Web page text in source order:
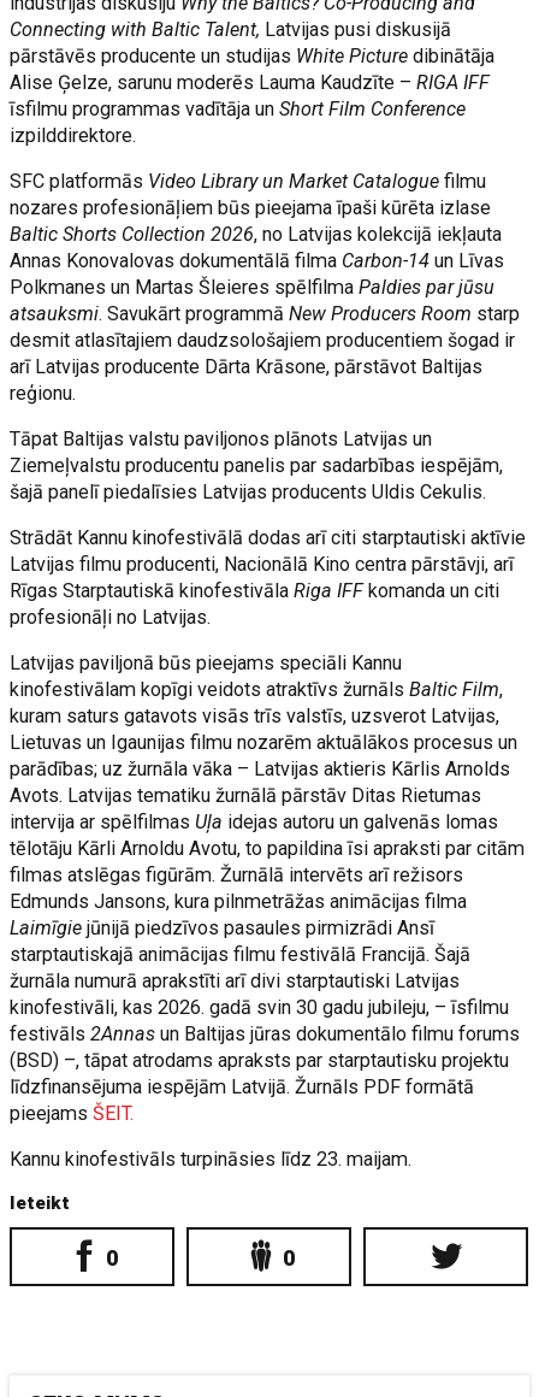
Connecting with Baltic Talent, Latvijas pusi diskusijā
pārstāvēs producente un studijas White Picturedibinātāja
Alise Ģelze, sarunu moderēs Lauma Kaudzīte –RIGA IFF
īsfilmu programmas vadītāja unShort Film Conference
izpilddirektore.
SFC platformās Video Library un Market Catalogue filmu
nozares profesionāļiem būs pieejama īpaši kūrēta izlase
Baltic Shorts Collection 2026, no Latvijas kolekcijā iekļauta
Annas Konovalovas dokumentālā filma Carbon-14un Līvas
Polkmanes un Martas Šleieres spēlfilma Paldies par jūsu
atsauksmi. Savukārt programmāNew Producers Room starp
desmit atlasītajiem daudzsološajiem producentiem šogad ir
arī Latvijas producente Dārta Krāsone, pārstāvot Baltijas
reģionu.
Tāpat Baltijas valstu paviljonos plānots Latvijas un
Ziemeļvalstu producentu panelis par sadarbības iespējām,
šajā panelī piedalīsies Latvijas producents Uldis Cekulis.
Strādāt Kannu kinofestivālā dodas arī citi starptautiski aktīvie
Latvijas filmu producenti, Nacionālā Kino centra pārstāvji, arī
Rīgas Starptautiskā kinofestivālaRiga IFFkomanda un citi
profesionāļi no Latvijas.
Latvijas paviljonā būs pieejams speciāli Kannu
kinofestivālam kopīgi veidots atraktīvs žurnālsBaltic Film,
kuram saturs gatavots visās trīs valstīs, uzsverot Latvijas,
Lietuvas un Igaunijas filmu nozarēm aktuālākos procesus un
parādības; uz žurnāla vāka – Latvijas aktieris Kārlis Arnolds
Avots. Latvijas tematiku žurnālā pārstāv Ditas Rietumas
intervija ar spēlfilmas Uļa idejas autoru un galvenās lomas
tēlotāju Kārli Arnoldu Avotu, to papildina īsi apraksti par citām
filmas atslēgas figūrām. Žurnālā intervēts arī režisors
Edmunds Jansons, kura pilnmetrāžas animācijas filma
Laimīgie jūnijā piedzīvos pasaules pirmizrādi Ansī
starptautiskajā animācijas filmu festivālā Francijā. Šajā
žurnāla numurā aprakstīti arī divi starptautiski Latvijas
kinofestivāli, kas 2026. gadā svin 30 gadu jubileju, – īsfilmu
festivāls2Annas un Baltijas jūras dokumentālo filmu forums
(BSD) –, tāpat atrodams apraksts par starptautisku projektu
līdzfinansējuma iespējām Latvijā. Žurnāls PDF formātā
pieejamsŠEIT.
Kannu kinofestivāls turpināsies līdz 23. maijam.
Ieteikt
0 0